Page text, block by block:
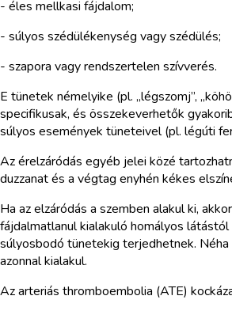
- éles mellkasi fájdalom;
- súlyos szédülékenység vagy szédülés;
- szapora vagy rendszertelen szívverés.
E tünetek némelyike (pl. „légszomj”,
specifikusak, és összekeverhetők
súlyos események tüneteivel (pl. légúti
Az érelzáródás egyéb jelei közé
duzzanat és a végtag enyhén kékes
Ha az elzáródás a szemben alakul ki,
fájdalmatlanul kialakuló homályos
súlyosbodó tünetekig terjedhetnek.
azonnal kialakul.
Az arteriás thromboembolia (ATE)